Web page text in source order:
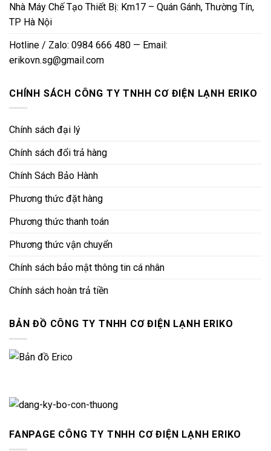
Nhà Máy Chế Tạo Thiết Bị: Km17 – Quán Gánh, Thường Tín,
TP Hà Nội
Hotline / Zalo: 0984 666 480 — Email:
erikovn.sg@gmail.com
CHÍNH SÁCH CÔNG TY TNHH CƠ ĐIỆN LẠNH ERIKO
Chính sách đại lý
Chính sách đổi trả hàng
Chính Sách Bảo Hành
Phương thức đặt hàng
Phương thức thanh toán
Phương thức vận chuyển
Chính sách bảo mật thông tin cá nhân
Chính sách hoàn trả tiền
BẢN ĐỒ CÔNG TY TNHH CƠ ĐIỆN LẠNH ERIKO
FANPAGE CÔNG TY TNHH CƠ ĐIỆN LẠNH ERIKO